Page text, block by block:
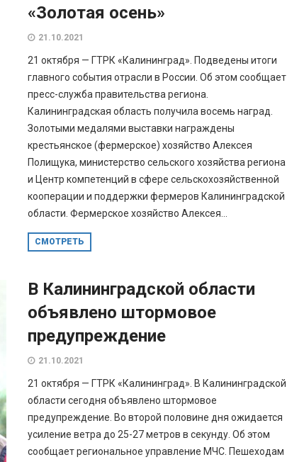
«Золотая осень»
21.10.2021
21 октября — ГТРК «Калининград». Подведены итоги
главного события отрасли в России. Об этом сообщает
пресс-служба правительства региона.
Калининградская область получила восемь наград.
Золотыми медалями выставки награждены
крестьянское (фермерское) хозяйство Алексея
Полищука, министерство сельского хозяйства региона
и Центр компетенций в сфере сельскохозяйственной
кооперации и поддержки фермеров Калининградской
области. Фермерское хозяйство Алексея...
СМОТРЕТЬ
В Калининградской области
объявлено штормовое
предупреждение
21.10.2021
21 октября — ГТРК «Калининград». В Калининградской
области сегодня объявлено штормовое
предупреждение. Во второй половине дня ожидается
усиление ветра до 25-27 метров в секунду. Об этом
сообщает региональное управление МЧС. Пешеходам